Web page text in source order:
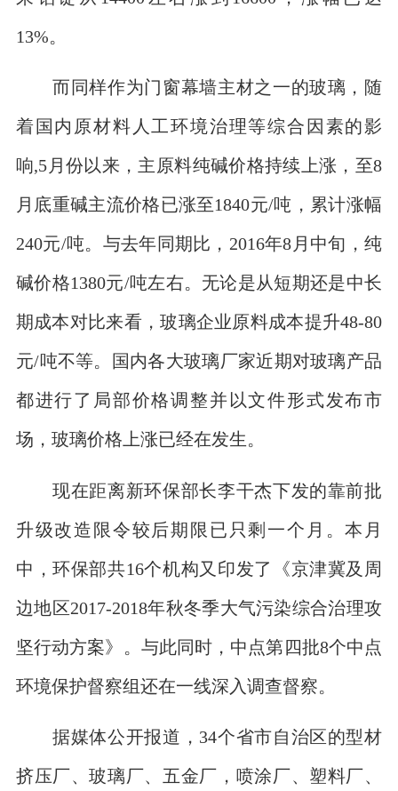
13%。
而同样作为门窗幕墙主材之一的玻璃，随
着国内原材料人工环境治理等综合因素的影
响,5月份以来，主原料纯碱价格持续上涨，至8
月底重碱主流价格已涨至1840元/吨，累计涨幅
240元/吨。与去年同期比，2016年8月中旬，纯
碱价格1380元/吨左右。无论是从短期还是中长
期成本对比来看，玻璃企业原料成本提升48-80
元/吨不等。国内各大玻璃厂家近期对玻璃产品
都进行了局部价格调整并以文件形式发布市
场，玻璃价格上涨已经在发生。
现在距离新环保部长李干杰下发的靠前批
升级改造限令较后期限已只剩一个月。本月
中，环保部共16个机构又印发了《京津冀及周
边地区2017-2018年秋冬季大气污染综合治理攻
坚行动方案》。与此同时，中点第四批8个中点
环境保护督察组还在一线深入调查督察。
据媒体公开报道，34个省市自治区的型材
挤压厂、玻璃厂、五金厂，喷涂厂、塑料厂、